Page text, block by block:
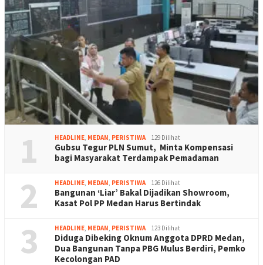
1 HEADLINE, MEDAN, PERISTIWA 129 Dilihat
Gubsu Tegur PLN Sumut, Minta Kompensasi
bagi Masyarakat Terdampak Pemadaman
2 HEADLINE, MEDAN, PERISTIWA 126 Dilihat
Bangunan ‘Liar’ Bakal Dijadikan Showroom,
Kasat Pol PP Medan Harus Bertindak
3 HEADLINE, MEDAN, PERISTIWA 123 Dilihat
Diduga Dibeking Oknum Anggota DPRD Medan,
Dua Bangunan Tanpa PBG Mulus Berdiri, Pemko
Kecolongan PAD